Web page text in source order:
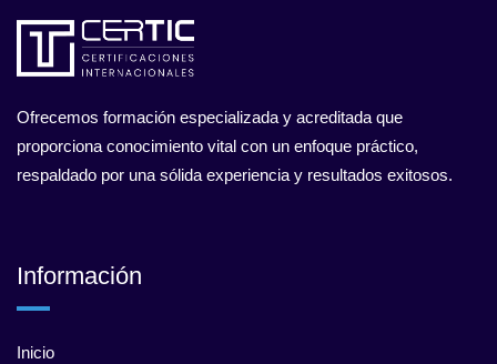
Ofrecemos formación especializada y acreditada que
proporciona conocimiento vital con un enfoque práctico,
respaldado por una sólida experiencia y resultados exitosos.
Información
Inicio